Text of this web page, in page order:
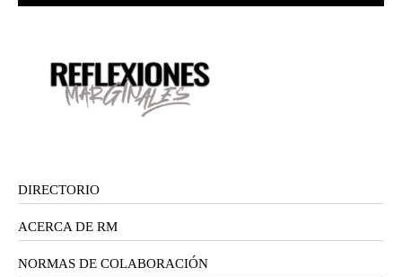
DIRECTORIO
ACERCA DE RM
NORMAS DE COLABORACIÓN